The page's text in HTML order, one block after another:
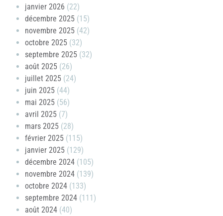
janvier 2026 (22)
décembre 2025 (15)
novembre 2025 (42)
octobre 2025 (32)
septembre 2025 (32)
août 2025 (26)
juillet 2025 (24)
juin 2025 (44)
mai 2025 (56)
avril 2025 (7)
mars 2025 (28)
février 2025 (115)
janvier 2025 (129)
décembre 2024 (105)
novembre 2024 (139)
octobre 2024 (133)
septembre 2024 (111)
août 2024 (40)